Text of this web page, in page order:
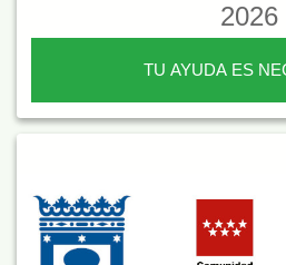
2026
TU AYUDA ES